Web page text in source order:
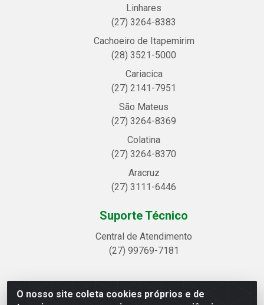
O nosso site coleta cookies próprios e de
Linhares
(27) 3264-8383
Cachoeiro de Itapemirim
(28) 3521-5000
Cariacica
(27) 2141-7951
São Mateus
(27) 3264-8369
Colatina
(27) 3264-8370
Aracruz
(27) 3111-6446
Suporte Técnico
Central de Atendimento
(27) 99769-7181
Linhavix Distribuidora LTDA - Avenida Alegre, 2521 -